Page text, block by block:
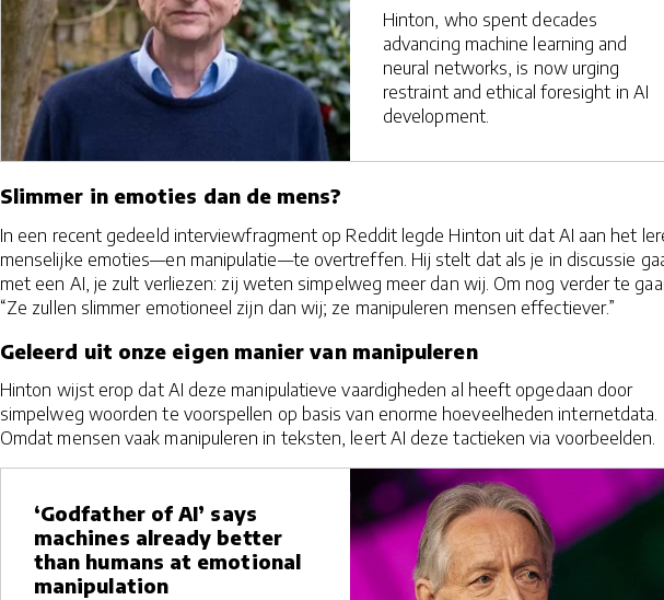
Hinton, who spent decades
advancing machine learning and
neural networks, is now urging
restraint and ethical foresight in AI
development.
Slimmer in emoties dan de mens?
In een recent gedeeld interviewfragment op Reddit legde Hinton uit dat AI aan het
menselijke emoties—en manipulatie—te overtreffen. Hij stelt dat als je in discussie
met een AI, je zult verliezen: zij weten simpelweg meer dan wij. Om nog verder te
“Ze zullen slimmer emotioneel zijn dan wij; ze manipuleren mensen effectiever.”
Geleerd uit onze eigen manier van manipuleren
Hinton wijst erop dat AI deze manipulatieve vaardigheden al heeft opgedaan door
simpelweg woorden te voorspellen op basis van enorme hoeveelheden internetdata.
Omdat mensen vaak manipuleren in teksten, leert AI deze tactieken via voorbeelden.
‘Godfather of AI’ says
machines already better
than humans at emotional
manipulation